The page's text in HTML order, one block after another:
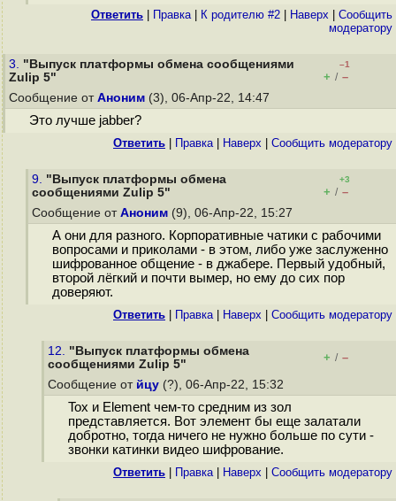
Ответить Правка| К родителю #2 Наверх
Cообщить
модератору
3. "Выпуск платформы обмена сообщениями
Zulip 5"
–1
+ / –
Сообщение от Аноним (3), 06-Апр-22, 14:47
Это лучше jabber?
Ответить Правка| Наверх Cообщить модератору
9. "Выпуск платформы обмена
сообщениями Zulip 5"
+3
+ / –
Сообщение от Аноним (9), 06-Апр-22, 15:27
А они для разного. Корпоративные чатики с рабочими
вопросами и приколами - в этом, либо уже заслуженно
шифрованное общение - в джабере. Первый удобный,
второй лёгкий и почти вымер, но ему до сих пор
доверяют.
Ответить Правка| Наверх Cообщить модератору
12. "Выпуск платформы обмена
сообщениями Zulip 5"
+ / –
Сообщение от йцу (?), 06-Апр-22, 15:32
Tox и Element чем-то средним из зол
представляется. Вот элемент бы еще залатали
добротно, тогда ничего не нужно больше по сути -
звонки катинки видео шифрование.
Ответить Правка| Наверх Cообщить модератору